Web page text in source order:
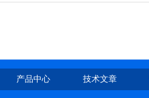
产品中心 技术文章